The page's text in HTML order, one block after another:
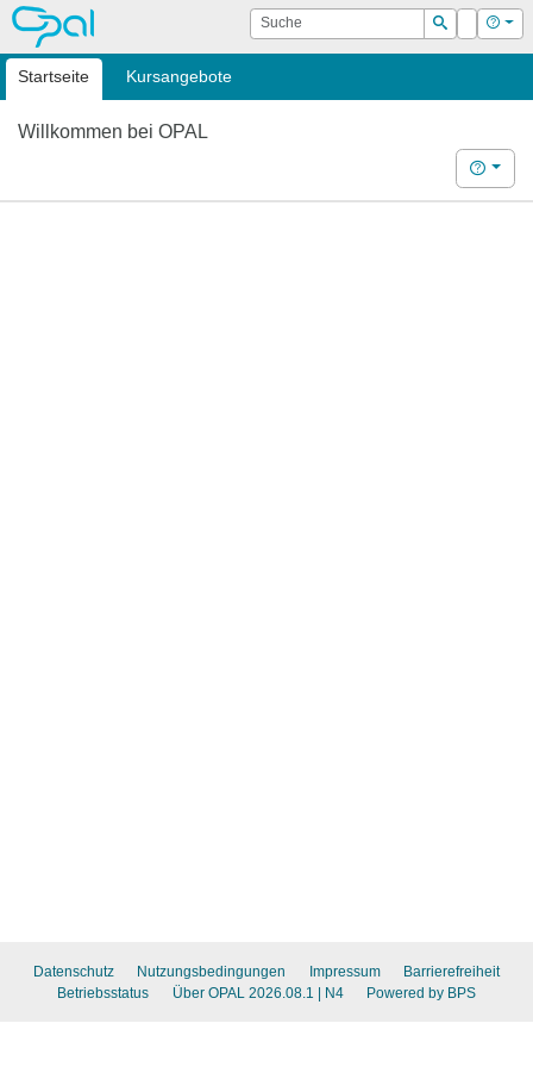
OPAL Suche
Suchen
Login Hilfe
Startseite Kursangebote
Willkommen bei OPAL
Hilfe
Datenschutz Nutzungsbedingungen Impressum
Barrierefreiheit
Betriebsstatus
Über OPAL 2026.08.1 | N4 Powered by BPS